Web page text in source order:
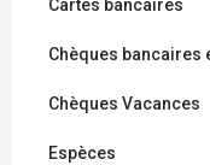
Cartes bancaires
Chèques bancaires
Chèques Vacances
Espèces